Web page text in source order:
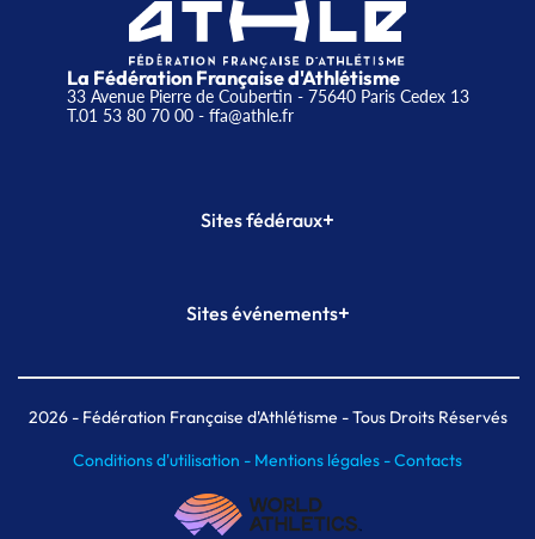
La Fédération Française d'Athlétisme
33 Avenue Pierre de Coubertin - 75640 Paris Cedex 13
T.01 53 80 70 00- ffa@athle.fr
Sites fédéraux+
Plateforme Formation
Sites événements+
Meeting de Paris indoor
MAIF Ekiden de Paris
2026- Fédération Française d'Athlétisme - Tous Droits Réservés
Conditions d'utilisation - Mentions légales -Contacts